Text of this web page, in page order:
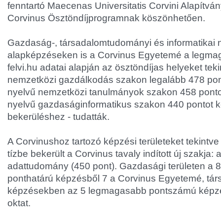
fenntartó Maecenas Universitatis Corvini
Corvinus Ösztöndíjprogramnak köszönhetően.
Gazdaság-, társadalomtudományi és informatikai
alapképzéseken is a Corvinus Egyetemé a
felvi.hu adatai alapján az ösztöndíjas helyeket
nemzetközi gazdálkodás szakon legalább 478
nyelvű nemzetközi tanulmányok szakon 458
nyelvű gazdaságinformatikus szakon 440 pontot
bekerüléshez - tudatták.
A Corvinushoz tartozó képzési területeket
tízbe bekerült a Corvinus tavaly indított új szakja:
adattudomány (450 pont). Gazdasági területen a
ponthatárú képzésből 7 a Corvinus Egyetemé,
képzésekben az 5 legmagasabb pontszámú
oktat.